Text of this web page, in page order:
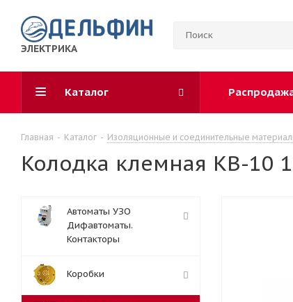
ЭЛЕКТРИКА
Каталог
Главная - Каталог - Изоляционные и соединительные
Колодка клемная КВ-10
Автоматы УЗО
Дифавтоматы.
Контакторы
Коробки